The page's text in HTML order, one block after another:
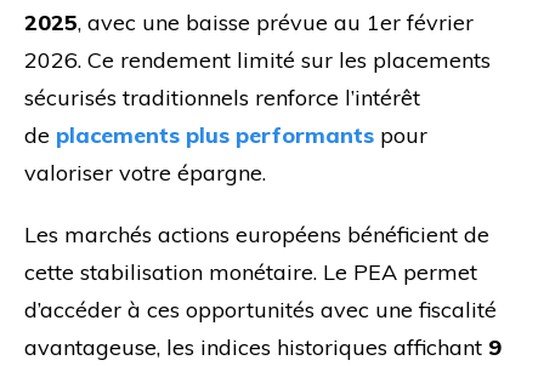
2025, avec une baisse prévue au 1er février
2026. Ce rendement limité sur les placements
sécurisés traditionnels renforce l’intérêt
de placements plus performants pour
valoriser votre épargne.
Les marchés actions européens bénéficient de
cette stabilisation monétaire. Le PEA permet
d’accéder à ces opportunités avec une fiscalité
avantageuse, les indices historiques affichant 9